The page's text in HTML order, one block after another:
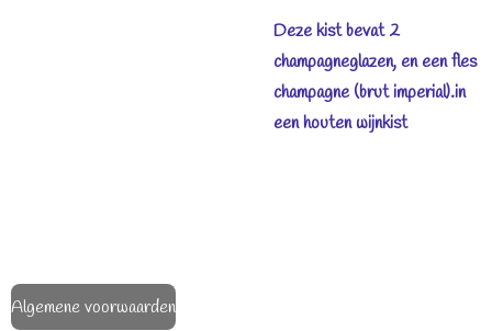
Deze kist bevat 2
champagneglazen, en een fles
champagne (brut imperial).in
een houten wijnkist
Algemene voorwaarden